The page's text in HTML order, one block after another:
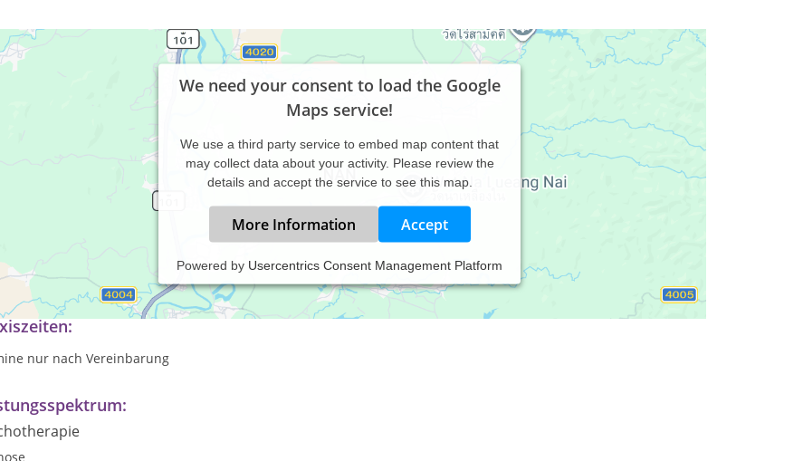
We need your consent to load the Google
Maps service!
We use a third party service to embed map content that
may collect data about your activity. Please review the
details and accept the service to see this map.
More Information Accept
Powered by Usercentrics Consent Management Platform
nur nach Vereinbarung